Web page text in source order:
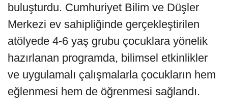
buluşturdu. Cumhuriyet Bilim ve Düşler
Merkezi ev sahipliğinde gerçekleştirilen
atölyede 4-6 yaş grubu çocuklara yönelik
hazırlanan programda, bilimsel etkinlikler
ve uygulamalı çalışmalarla çocukların hem
eğlenmesi hem de öğrenmesi sağlandı.